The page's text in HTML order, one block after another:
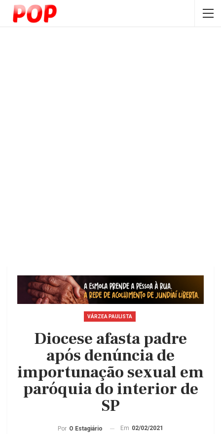
VÁRZEA PAULISTA
Diocese afasta padre
após denúncia de
importunação sexual em
paróquia do interior de
SP
Por O Estagiário Em 02/02/2021